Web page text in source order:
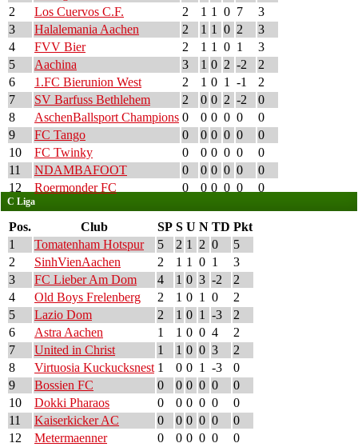
2
Los Cuervos C.F. 2 1 1 0 7
3
3
Halalemania Aachen 2 1 1 0 2
3
4
FVV Bier 2 1 1 0 1
3
5
Aachina 3 1 0 2 -2
2
6
1.FC Bierunion West 2 1 0 1 -1
2
7
SV Barfuss Bethlehem 2 0 0 2 -2
0
8
AschenBallsport Champions 0 0 0 0 0
0
9
FC Tango 0 0 0 0 0
0
10
FC Twinky 0 0 0 0 0
0
11
NDAMBAFOOT 0 0 0 0 0
0
12
Roermonder FC 0 0 0 0 0 0
C Liga
Pos. Club SP S U N TD Pkt
1
Tomatenham Hotspur 5 2 1 2 0
5
2
SinhVienAachen 2 1 1 0 1
3
3
FC Lieber Am Dom 4 1 0 3 -2
2
4
Old Boys Frelenberg 2 1 0 1 0
2
5
Lazio Dom 2 1 0 1 -3
2
6
Astra Aachen 1 1 0 0 4
2
7
United in Christ 1 1 0 0 3
2
8
Virtuosia Kuckucksnest 1 0 0 1 -3
0
9
Bossien FC 0 0 0 0 0
0
10
Dokki Pharaos 0 0 0 0 0
0
11
Kaiserkicker AC 0 0 0 0 0
0
12
Metermaenner 0 0 0 0 0
0